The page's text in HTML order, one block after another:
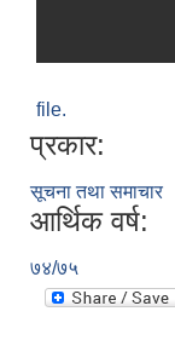
file.
प्रकार:
सूचना तथा समाचार
आर्थिक वर्ष:
७४/७५